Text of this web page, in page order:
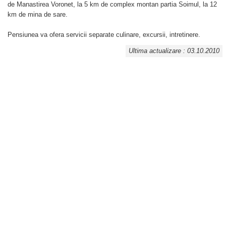
de Manastirea Voronet, la 5 km de complex montan partia Soimul, la 12
km de mina de sare.
Pensiunea va ofera servicii separate culinare, excursii, intretinere.
Ultima actualizare : 03.10.2010